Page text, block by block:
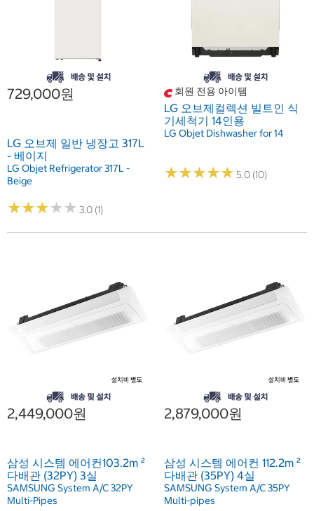
729,000원
LG 오브제 일반 냉장고 317L
- 베이지
LG Objet Refrigerator 317L -
Beige
★★★★★
★★★★★ 3.0 (1)
회원 전용 아이템
LG 오브제컬렉션 빌트인 식
기세척기 14인용
LG Objet Dishwasher for 14
★★★★★
★★★★★ 5.0 (10)
2,449,000원
삼성 시스템 에어컨103.2m ²
다배관 (32PY) 3실
SAMSUNG System A/C 32PY
Multi-Pipes
2,879,000원
삼성 시스템 에어컨 112.2m ²
다배관 (35PY) 4실
SAMSUNG System A/C 35PY
Multi-pipes